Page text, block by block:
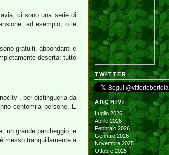
ci sono una serie di
ad esempio, o le
gratuiti, abbondanti e
deserta: tutto
per distinguerla da
centomila persone. E
un grande parcheggio, e
messo tranquillamente a
TWITTER
ARCHIVI
Luglio 2026
Aprile 2026
Febbraio 2026
Gennaio 2026
Novembre 2025
Ottobre 2025